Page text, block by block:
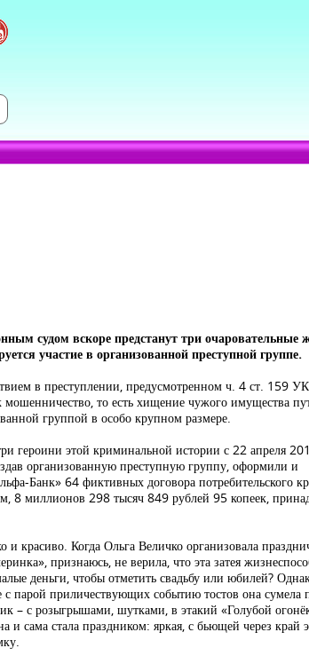
судом вскоре предстанут три
участие в организованной преступной группе.
в преступлении, предусмотренном ч. 4 ст. 159
то есть хищение чужого имущества
группой в особо крупном размере.
героини этой криминальной истории с 22 апреля
организованную преступную группу, оформили и
Банк» 64 фиктивных договора потребительского
8 миллионов 298 тысяч 849 рублей 95 копеек,
и красиво. Когда Ольга Величко организовала
признаюсь, не верила, что эта затея
деньги, чтобы отметить свадьбу или юбилей?
с парой приличествующих событию тостов она сумела
– с розыгрышами, шутками, в этакий «Голубой
и сама стала праздником: яркая, с бьющей через край